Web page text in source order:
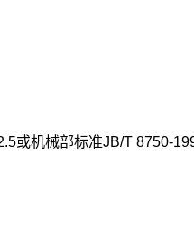
或机械部标准JB/T 8750-